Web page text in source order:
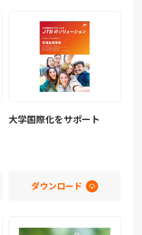
大学国際化をサポート
ダウンロード